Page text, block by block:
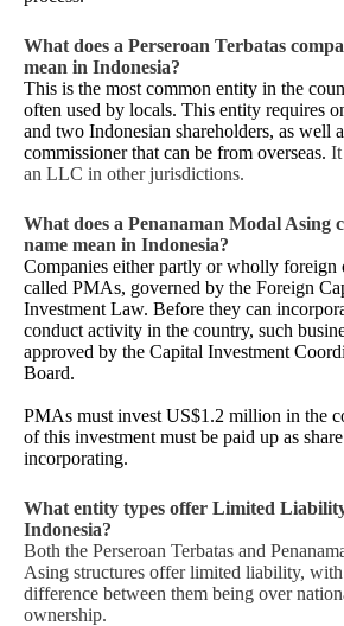
What does a Perseroan Terbatas
mean in Indonesia?
This is the most common entity in the
often used by locals. This entity requires
and two Indonesian shareholders, as well
commissioner that can be from overseas. It
an LLC in other jurisdictions.
What does a Penanaman Modal Asing
name mean in Indonesia?
Companies either partly or wholly foreign
called PMAs, governed by the Foreign
Investment Law. Before they can
conduct activity in the country, such
approved by the Capital Investment
Board.
PMAs must invest US$1.2 million in the
of this investment must be paid up as
incorporating.
What entity types offer Limited
Indonesia?
Both the Perseroan Terbatas and
Asing structures offer limited liability,
difference between them being over
ownership.